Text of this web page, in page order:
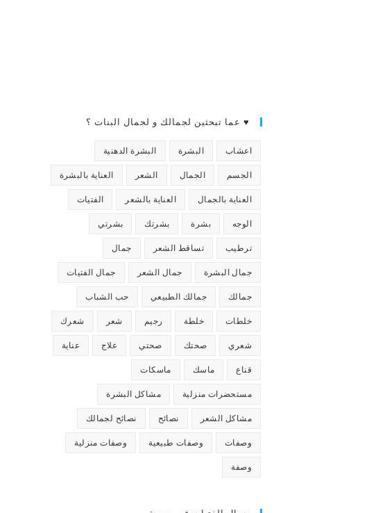
♥ عما تبحثين لجمالك و لجمال البنات ؟
اعشاب البشرة البشرة الدهنية
الجسم الجمال الشعر العناية بالبشرة
العناية بالجمال العناية بالشعر الفتيات
الوجه بشرة بشرتك بشرتي
ترطيب تساقط الشعر جمال
جمال البشرة جمال الشعر جمال الفتيات
جمالك جمالك الطبيعي حب الشباب
خلطات خلطة رجيم شعر شعرك
شعري صحتك صحتي علاج عناية
قناع ماسك ماسكات
مستحضرات منزلية مشاكل البشرة
مشاكل الشعر نصائح نصائح لجمالك
وصفات وصفات طبيعية وصفات منزلية
وصفة